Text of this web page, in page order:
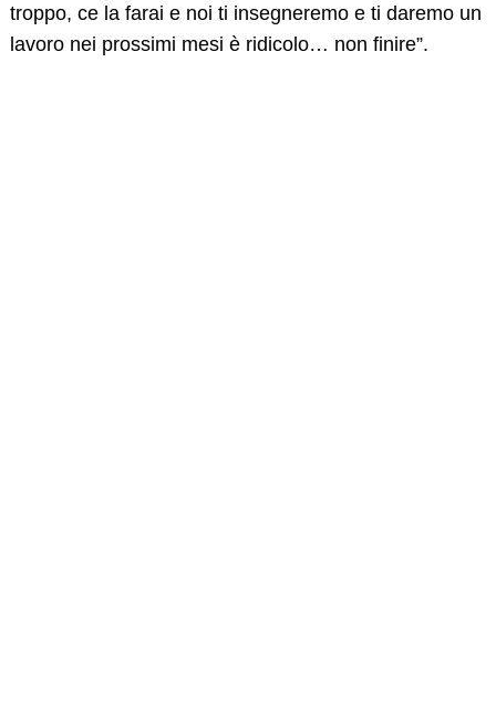
troppo, ce la farai e noi ti insegneremo e ti daremo un
lavoro nei prossimi mesi è ridicolo… non finire”.